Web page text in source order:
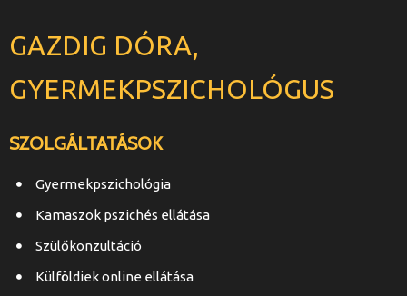
GAZDIG DÓRA,
GYERMEKPSZICHOLÓGUS
SZOLGÁLTATÁSOK
Gyermekpszichológia
Kamaszok pszichés ellátása
Szülőkonzultáció
Külföldiek online ellátása